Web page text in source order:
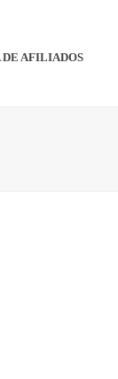
DE AFILIADOS